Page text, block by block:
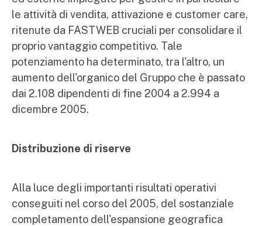
le attività di vendita, attivazione e customer care,
ritenute da FASTWEB cruciali per consolidare il
proprio vantaggio competitivo. Tale
potenziamento ha determinato, tra l'altro, un
aumento dell'organico del Gruppo che è passato
dai 2.108 dipendenti di fine 2004 a 2.994 a
dicembre 2005.
Distribuzione di riserve
Alla luce degli importanti risultati operativi
conseguiti nel corso del 2005, del sostanziale
completamento dell'espansione geografica